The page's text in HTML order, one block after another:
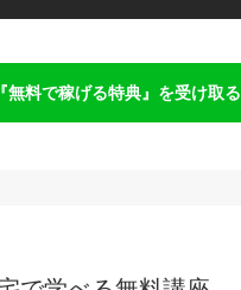
無料で稼げる特典』を受け取る